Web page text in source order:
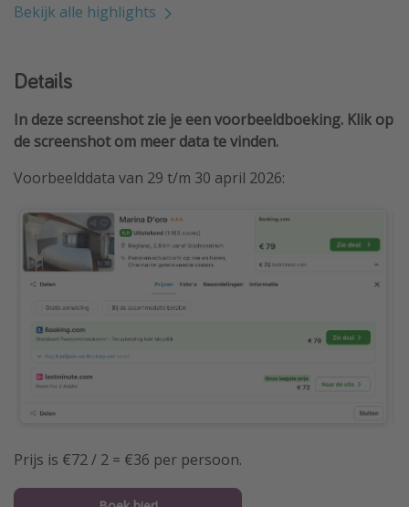
Bekijk alle highlights
Details
In deze screenshot zie je een voorbeeldboeking. Klik op
de screenshot om meer data te vinden.
Voorbeelddata van 29 t/m 30 april 2026:
Prijs is €72 / 2 = €36 per persoon.